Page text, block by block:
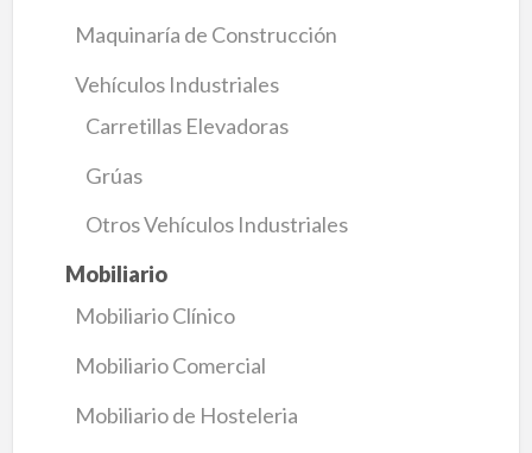
Maquinaría de Construcción
Vehículos Industriales
Carretillas Elevadoras
Grúas
Otros Vehículos Industriales
Mobiliario
Mobiliario Clínico
Mobiliario Comercial
Mobiliario de Hosteleria